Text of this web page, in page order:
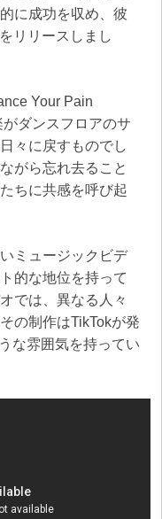
に成功を収め、彼
リリースしまし
Your Pain
ダンスフロアのサ
々に戻すものでし
がら忘れ去ること
ちに共感を呼び起
ミュージックビデ
的な地位を持って
では、異なる人々
の制作はTikTokが発
な雰囲気を持ってい